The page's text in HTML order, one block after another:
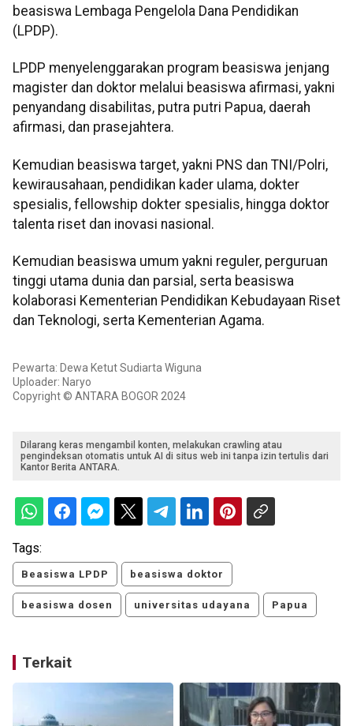
beasiswa Lembaga Pengelola Dana Pendidikan
(LPDP).
LPDP menyelenggarakan program beasiswa jenjang
magister dan doktor melalui beasiswa afirmasi, yakni
penyandang disabilitas, putra putri Papua, daerah
afirmasi, dan prasejahtera.
Kemudian beasiswa target, yakni PNS dan TNI/Polri,
kewirausahaan, pendidikan kader ulama, dokter
spesialis, fellowship dokter spesialis, hingga doktor
talenta riset dan inovasi nasional.
Kemudian beasiswa umum yakni reguler, perguruan
tinggi utama dunia dan parsial, serta beasiswa
kolaborasi Kementerian Pendidikan Kebudayaan Riset
dan Teknologi, serta Kementerian Agama.
Pewarta: Dewa Ketut Sudiarta Wiguna
Uploader: Naryo
Copyright © ANTARA BOGOR 2024
Dilarang keras mengambil konten, melakukan crawling atau
pengindeksan otomatis untuk AI di situs web ini tanpa izin tertulis dari
Kantor Berita ANTARA.
Tags:
Beasiswa LPDP beasiswa doktor
beasiswa dosen universitas udayana Papua
Terkait